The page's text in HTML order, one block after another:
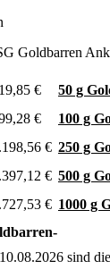
Goldbarren
€ 50 g
€ 100 g
€ 250 g
€ 500 g
€ 1000 g
10.08.2026 sind